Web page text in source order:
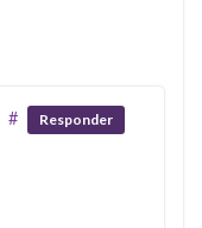
# Responder